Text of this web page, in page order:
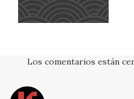
Los comentarios están